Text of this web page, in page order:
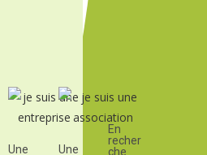
Une
Une
En
recher
che